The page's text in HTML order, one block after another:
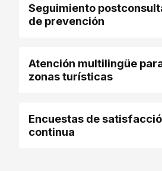
Seguimiento
de prevención
Atención multilingüe
zonas turísticas
Encuestas de
continua